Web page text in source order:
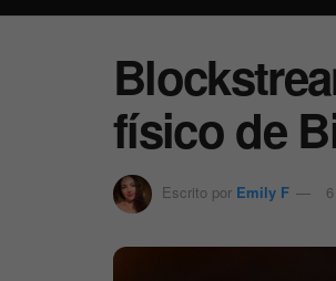
físico de
Escrito por Emily F